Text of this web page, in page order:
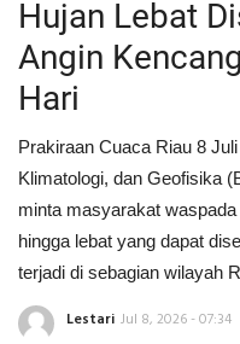
JAZIRAH RIAU
POLITIK
EKSBIS
PSPS PEKANBARU
LIFESTYLE
Hujan Lebat
Angin
Hari
Prakiraan Cuaca Riau 8
Klimatologi, dan Geofisika
minta masyarakat
hingga lebat yang dapat
terjadi di sebagian wilayah
Lestari Jul 8, 2026 - 07:34